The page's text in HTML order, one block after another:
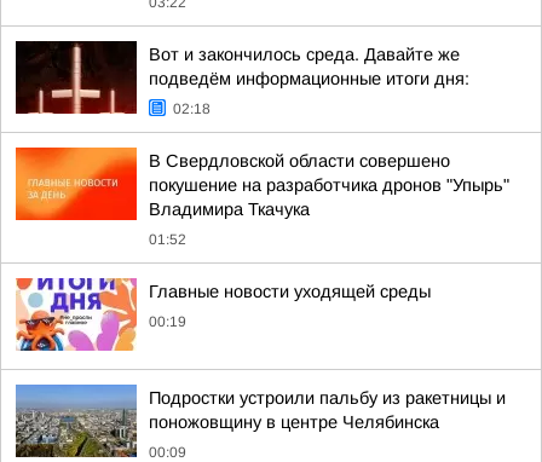
Вот и закончилось среда. Давайте же
подведём информационные итоги дня:
02:18
В Свердловской области совершено
покушение на разработчика дронов "Упырь"
Владимира Ткачука
01:52
Главные новости уходящей среды
00:19
Подростки устроили пальбу из ракетницы и
поножовщину в центре Челябинска
00:09